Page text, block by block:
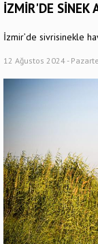
İZMİR'DE SİNEK
İzmir’de sivrisinekle
12 Ağustos 2024 -